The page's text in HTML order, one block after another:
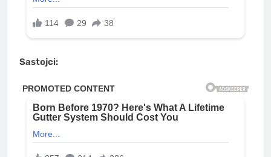
Sastojci: